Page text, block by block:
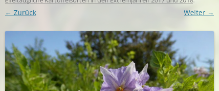
← Zurück Weiter →